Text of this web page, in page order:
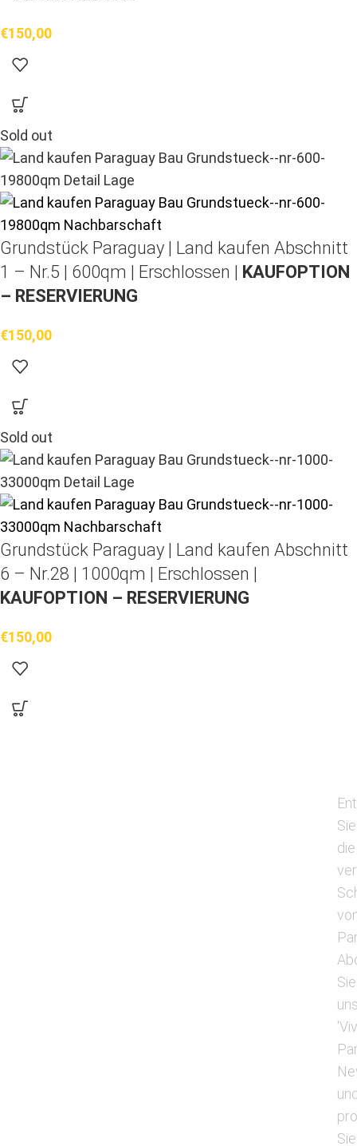
€150,00
Sold out
Grundstück Paraguay | Land kaufen Abschnitt
1 – Nr.5 | 600qm | Erschlossen | KAUFOPTION
– RESERVIERUNG
€150,00
Sold out
Grundstück Paraguay | Land kaufen Abschnitt
6 – Nr.28 | 1000qm | Erschlossen |
KAUFOPTION – RESERVIERUNG
€150,00
Sie
die
Sie
Sie